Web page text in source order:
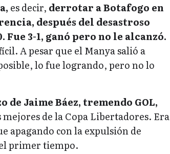
es decir, derrotar a Botafogo en
después del desastroso
Fue 3-1, ganó pero no le alcanzó.
A pesar que el Manya salió a
lo fue logrando, pero no lo
de Jaime Báez, tremendo GOL,
de la Copa Libertadores. Era
apagando con la expulsión de
primer tiempo.